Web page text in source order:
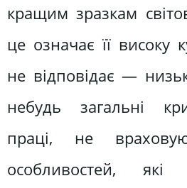
кращим зразкам
це означає її високу
не відповідає —
небудь загальні
праці, не
особливостей,